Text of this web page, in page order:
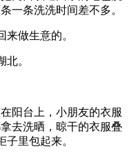
一条洗洗时间差不多。
做生意的。
。
阳台上，小朋友的衣服
去洗晒，晾干的衣服叠
里包起来。